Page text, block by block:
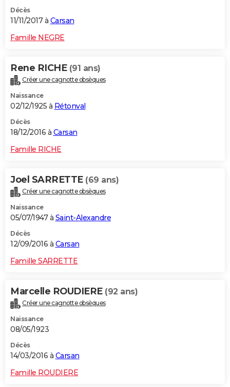
Décès
11/11/2017 à Carsan
Famille NEGRE
Rene RICHE (91 ans)
Créer une cagnotte obsèques
Naissance
02/12/1925 à Rétonval
Décès
18/12/2016 à Carsan
Famille RICHE
Joel SARRETTE (69 ans)
Créer une cagnotte obsèques
Naissance
05/07/1947 à Saint-Alexandre
Décès
12/09/2016 à Carsan
Famille SARRETTE
Marcelle ROUDIERE (92 ans)
Créer une cagnotte obsèques
Naissance
08/05/1923
Décès
14/03/2016 à Carsan
Famille ROUDIERE